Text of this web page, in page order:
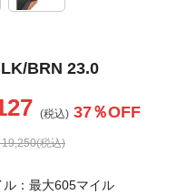
ル：最大605マイル
BRN 23.0
19,250(税込)
(税込) 37％OFF